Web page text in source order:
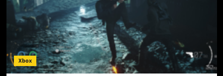
антибот-
защиту
—
и
грузит
страницы
в
шесть
Xbox